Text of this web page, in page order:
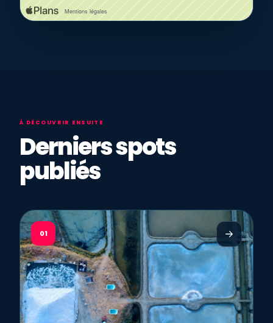
À DÉCOUVRIR ENSUITE
Derniers spots
publiés
01